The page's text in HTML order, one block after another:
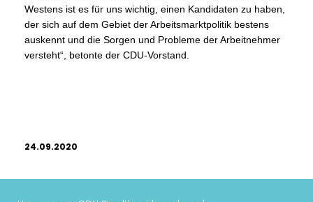
Westens ist es für uns wichtig, einen Kandidaten zu haben,
der sich auf dem Gebiet der Arbeitsmarktpolitik bestens
auskennt und die Sorgen und Probleme der Arbeitnehmer
versteht“, betonte der CDU-Vorstand.
24.09.2020